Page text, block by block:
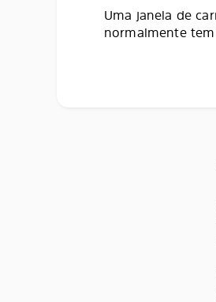
Uma janela de
normalmente